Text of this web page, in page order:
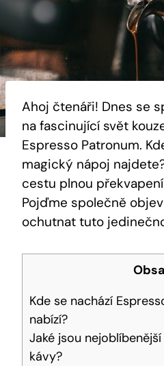
Ahoj čtenáři! Dnes se
na fascinující svět
Espresso Patronum.
magický nápoj
cestu plnou
Pojďme společně
ochutnat tuto
Kde se nachází
nabízí?
Jaké jsou
kávy?